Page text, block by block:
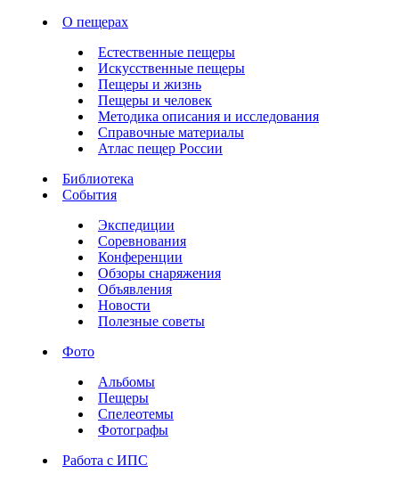
О пещерах
Естественные пещеры
Искусственные пещеры
Пещеры и жизнь
Пещеры и человек
Методика описания и исследования
Справочные материалы
Атлас пещер России
Библиотека
События
Экспедиции
Соревнования
Конференции
Обзоры снаряжения
Объявления
Новости
Полезные советы
Фото
Альбомы
Пещеры
Спелеотемы
Фотографы
Работа с ИПС